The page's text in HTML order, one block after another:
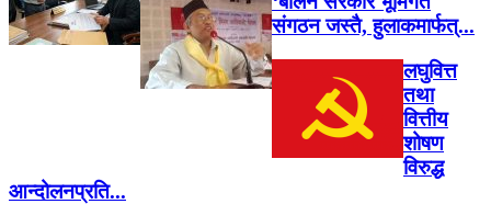
संगठन जस्तै, हुलाकमार्फत्...
लघुवित्त
तथा
वित्तीय
शोषण
विरुद्ध
आन्दोलनप्रति...